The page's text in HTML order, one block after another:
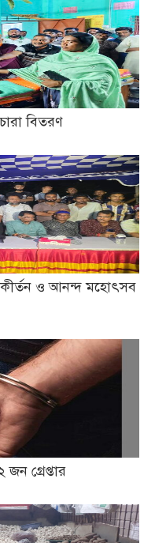
বিতরণ
কীর্তন ও আনন্দ মহোৎসব
গ্রেপ্তার